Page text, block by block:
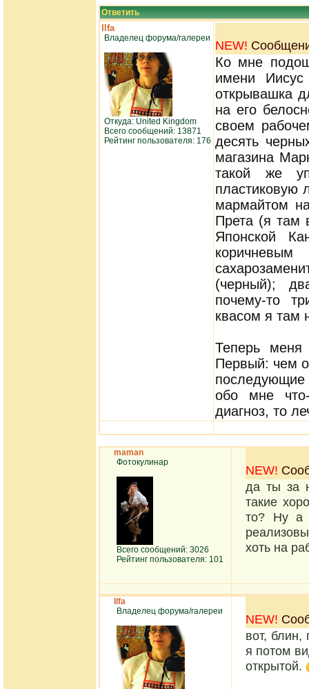
Ответить
Ilfa
Владелец форума/галереи
Откуда: United Kingdom
Всего сообщений: 13871
Рейтинг пользователя: 176
NEW!
Ко мне
имени
открывашка
на его
своем
десять
магазина
такой же
пластиковую
мармайтом
Прета (я там
Японской
(черный);
почему-то
квасом я там
Теперь
Первый: чем
обо мне
диагноз, то
maman
Фотокулинар
Всего сообщений: 3026
Рейтинг пользователя: 101
NEW!
да ты за
такие
то? Ну а
хоть на
Ilfa
Владелец форума/галереи
NEW!
вот, блин,
я потом
открытой.